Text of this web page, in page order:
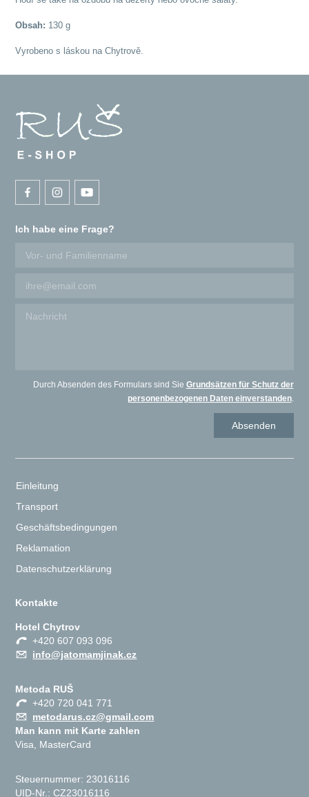
Obsah: 130 g
Vyrobeno s láskou na Chytrově.
Ich habe eine Frage?
Durch Absenden des Formulars sind Sie Grundsätzen für Schutz der
personenbezogenen Daten einverstanden.
Einleitung
Transport
Geschäftsbedingungen
Reklamation
Datenschutzerklärung
Kontakte
Hotel Chytrov
+420 607 093 096
info@jatomamjinak.cz
Metoda RUŠ
+420 720 041 771
metodarus.cz@gmail.com
Man kann mit Karte zahlen
Visa, MasterCard
Steuernummer: 23016116
UID-Nr.: CZ23016116